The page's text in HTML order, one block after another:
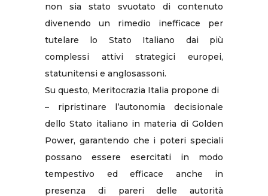
non sia stato svuotato di contenuto
divenendo un rimedio inefficace per
tutelare lo Stato Italiano dai più
complessi attivi strategici europei,
statunitensi e anglosassoni.
Su questo, Meritocrazia Italia propone di
– ripristinare l’autonomia decisionale
dello Stato italiano in materia di Golden
Power, garantendo che i poteri speciali
possano essere esercitati in modo
tempestivo ed efficace anche in
presenza di pareri delle autorità